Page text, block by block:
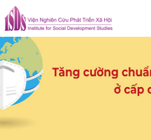
Skip
to
content